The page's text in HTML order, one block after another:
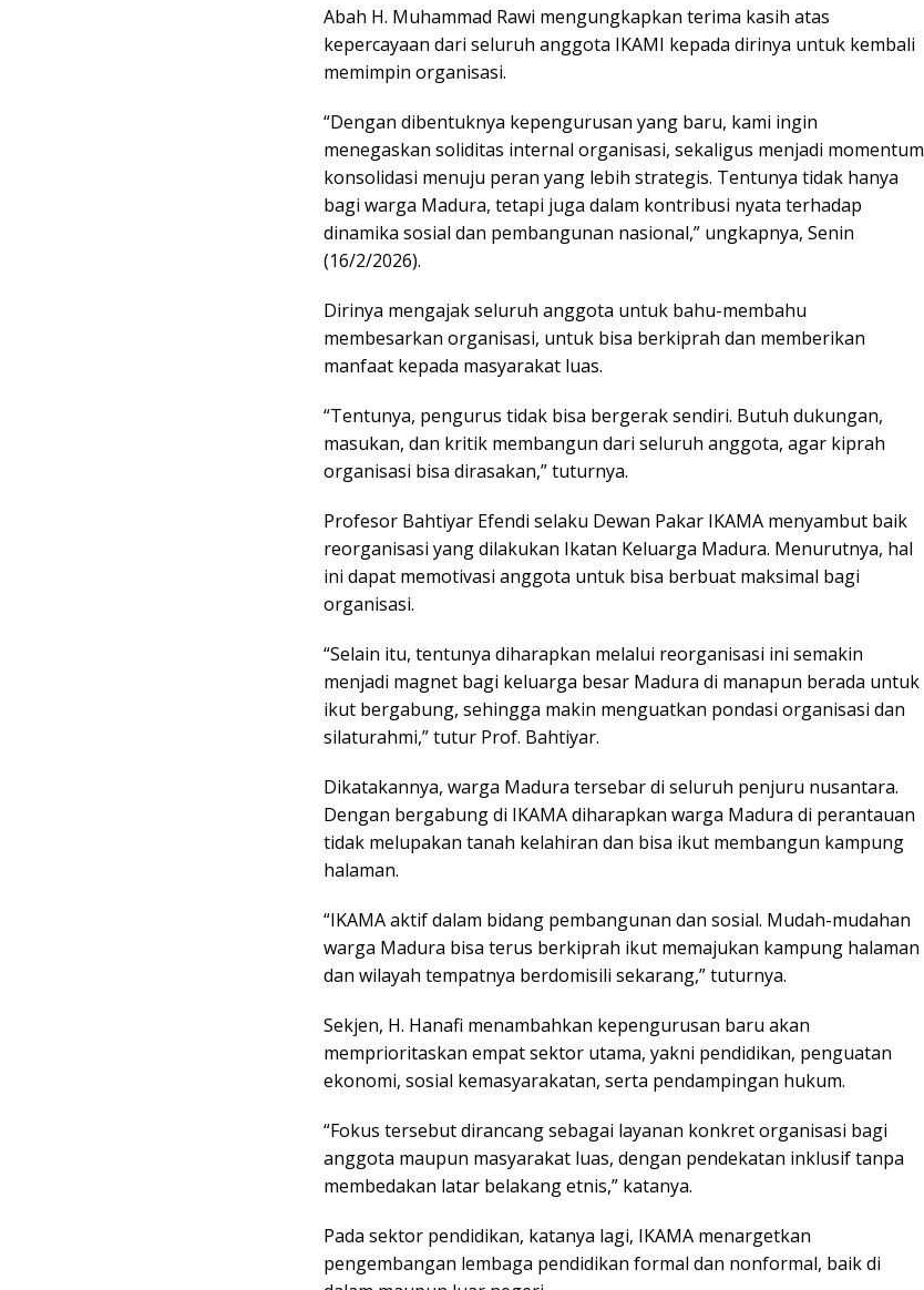
Abah H. Muhammad Rawi mengungkapkan terima kasih atas
kepercayaan dari seluruh anggota IKAMI kepada dirinya untuk kembali
memimpin organisasi.
“Dengan dibentuknya kepengurusan yang baru, kami ingin
menegaskan soliditas internal organisasi, sekaligus menjadi momentum
konsolidasi menuju peran yang lebih strategis. Tentunya tidak hanya
bagi warga Madura, tetapi juga dalam kontribusi nyata terhadap
dinamika sosial dan pembangunan nasional,” ungkapnya, Senin
(16/2/2026).
Dirinya mengajak seluruh anggota untuk bahu-membahu
membesarkan organisasi, untuk bisa berkiprah dan memberikan
manfaat kepada masyarakat luas.
“Tentunya, pengurus tidak bisa bergerak sendiri. Butuh dukungan,
masukan, dan kritik membangun dari seluruh anggota, agar kiprah
organisasi bisa dirasakan,” tuturnya.
Profesor Bahtiyar Efendi selaku Dewan Pakar IKAMA menyambut baik
reorganisasi yang dilakukan Ikatan Keluarga Madura. Menurutnya, hal
ini dapat memotivasi anggota untuk bisa berbuat maksimal bagi
organisasi.
“Selain itu, tentunya diharapkan melalui reorganisasi ini semakin
menjadi magnet bagi keluarga besar Madura di manapun berada untuk
ikut bergabung, sehingga makin menguatkan pondasi organisasi dan
silaturahmi,” tutur Prof. Bahtiyar.
Dikatakannya, warga Madura tersebar di seluruh penjuru nusantara.
Dengan bergabung di IKAMA diharapkan warga Madura di perantauan
tidak melupakan tanah kelahiran dan bisa ikut membangun kampung
halaman.
“IKAMA aktif dalam bidang pembangunan dan sosial. Mudah-mudahan
warga Madura bisa terus berkiprah ikut memajukan kampung halaman
dan wilayah tempatnya berdomisili sekarang,” tuturnya.
Sekjen, H. Hanafi menambahkan kepengurusan baru akan
memprioritaskan empat sektor utama, yakni pendidikan, penguatan
ekonomi, sosial kemasyarakatan, serta pendampingan hukum.
“Fokus tersebut dirancang sebagai layanan konkret organisasi bagi
anggota maupun masyarakat luas, dengan pendekatan inklusif tanpa
membedakan latar belakang etnis,” katanya.
Pada sektor pendidikan, katanya lagi, IKAMA menargetkan
pengembangan lembaga pendidikan formal dan nonformal, baik di